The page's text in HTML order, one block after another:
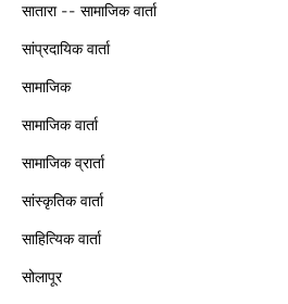
सातारा -- सामाजिक वार्ता
सांप्रदायिक वार्ता
सामाजिक
सामाजिक वार्ता
सामाजिक व्रार्ता
सांस्कृतिक वार्ता
साहित्यिक वार्ता
सोलापूर